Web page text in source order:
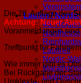
Laufen /
46.
Lauftreff
Nordic-
Die 28. Auflage des
Achtung: Neuer
Voranmeldungen
Treffpunkt für
Wie immer gibt es
Bei Rückgabe der